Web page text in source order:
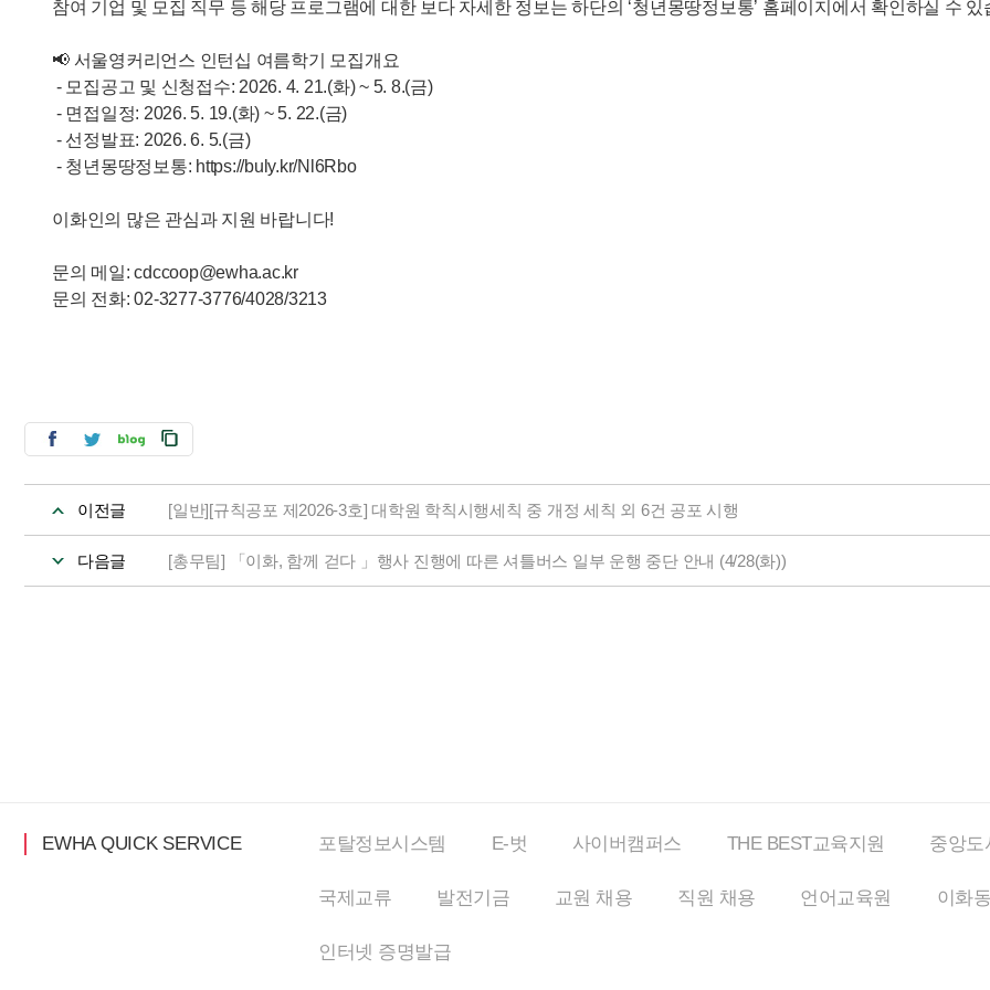
참여 기업 및 모집 직무 등 해당 프로그램에 대한 보다 자세한 정보는 하단의 ‘청년몽땅정보통’ 홈페이지에서 확인하실 수 있
📢 서울영커리언스 인턴십 여름학기 모집개요
- 모집공고 및 신청접수: 2026. 4. 21.(화) ~ 5. 8.(금)
- 면접일정: 2026. 5. 19.(화) ~ 5. 22.(금)
- 선정발표: 2026. 6. 5.(금)
- 청년몽땅정보통: https://buly.kr/Nl6Rbo
이화인의 많은 관심과 지원 바랍니다!
문의 메일: cdccoop@ewha.ac.kr
문의 전화: 02-3277-3776/4028/3213
이전글 [일반][규칙공포 제2026-3호] 대학원 학칙시행세칙 중 개정 세칙 외 6건 공포 시행
다음글 [총무팀] 「이화, 함께 걷다 」행사 진행에 따른 셔틀버스 일부 운행 중단 안내 (4/28(화))
EWHA QUICK SERVICE 포탈정보시스템 E-벗 사이버캠퍼스 THE BEST교육지원 중앙도
국제교류 발전기금 교원 채용 직원 채용 언어교육원 이화
인터넷 증명발급